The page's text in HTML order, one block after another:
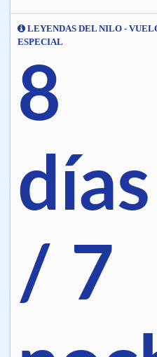
LEYENDAS DEL NILO -
ESPECIAL
8
días
/ 7